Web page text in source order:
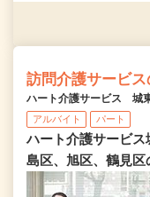
訪問介護サービ
ハート介護サービス 城
アルバイト パート
ハート介護サービ
島区、旭区、鶴見区